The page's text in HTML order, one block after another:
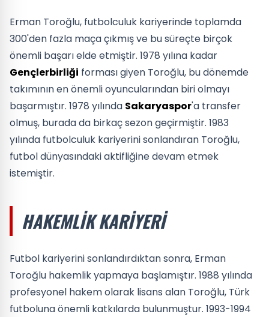
Erman Toroğlu, futbolculuk kariyerinde toplamda
300'den fazla maça çıkmış ve bu süreçte birçok
önemli başarı elde etmiştir. 1978 yılına kadar
Gençlerbirliği forması giyen Toroğlu, bu dönemde
takımının en önemli oyuncularından biri olmayı
başarmıştır. 1978 yılında Sakaryaspor'a transfer
olmuş, burada da birkaç sezon geçirmiştir. 1983
yılında futbolculuk kariyerini sonlandıran Toroğlu,
futbol dünyasındaki aktifliğine devam etmek
istemiştir.
HAKEMLIK KARIYERI
Futbol kariyerini sonlandırdıktan sonra, Erman
Toroğlu hakemlik yapmaya başlamıştır. 1988 yılında
profesyonel hakem olarak lisans alan Toroğlu, Türk
futboluna önemli katkılarda bulunmuştur. 1993-1994